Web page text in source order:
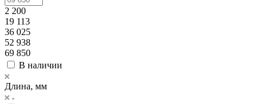
2 200
19 113
36 025
52 938
69 850
В наличии
Длина, мм